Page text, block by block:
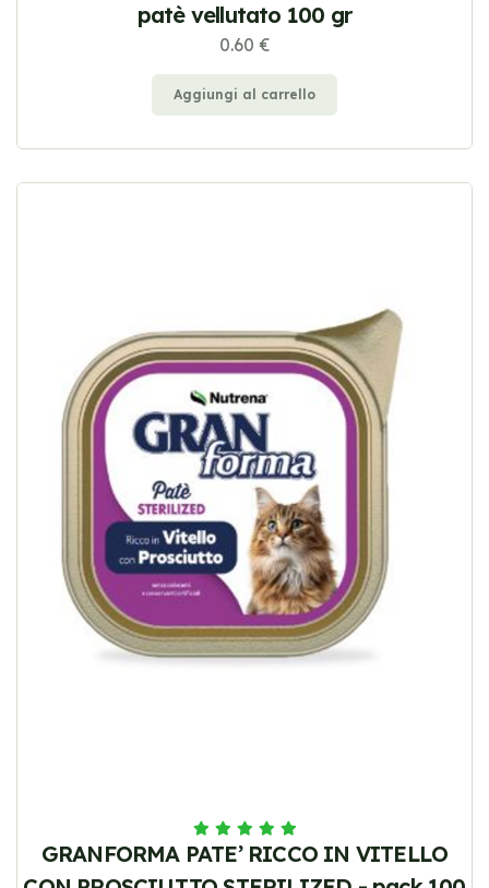
patè vellutato 100 gr
0.60 €
Aggiungi al carrello
GRANFORMA PATE’ RICCO IN VITELLO